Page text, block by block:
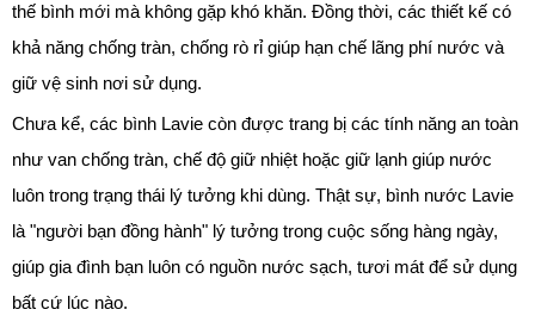
thế bình mới mà không gặp khó khăn. Đồng thời, các thiết kế có
khả năng chống tràn, chống rò rỉ giúp hạn chế lãng phí nước và
giữ vệ sinh nơi sử dụng.
Chưa kể, các bình Lavie còn được trang bị các tính năng an toàn
như van chống tràn, chế độ giữ nhiệt hoặc giữ lạnh giúp nước
luôn trong trạng thái lý tưởng khi dùng. Thật sự, bình nước Lavie
là "người bạn đồng hành" lý tưởng trong cuộc sống hàng ngày,
giúp gia đình bạn luôn có nguồn nước sạch, tươi mát để sử dụng
bất cứ lúc nào.